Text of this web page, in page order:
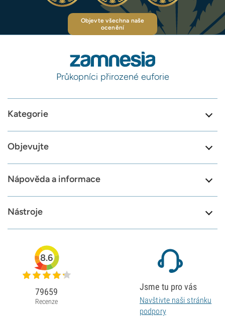
Objevte všechna naše
ocenění
Průkopníci přirozené euforie
Kategorie
Objevujte
Nápověda a informace
Nástroje
8.6
79659
Recenze
Jsme tu pro vás
Navštivte naši stránku
podpory